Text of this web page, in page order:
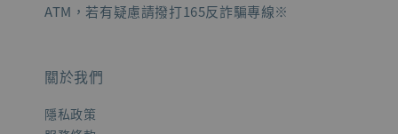
ATM，若有疑慮請撥打165反詐騙專線※
關於我們
隱私政策